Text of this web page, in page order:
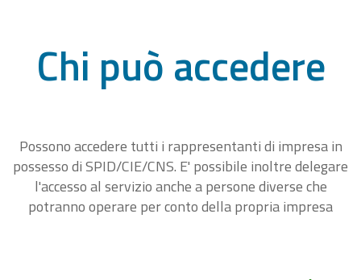
Chi può accedere
Possono accedere tutti i rappresentanti di impresa in
possesso di SPID/CIE/CNS. E' possibile inoltre delegare
l'accesso al servizio anche a persone diverse che
potranno operare per conto della propria impresa